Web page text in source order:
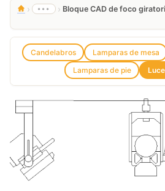
› ••• ›
Candelabros Lamparas de mesa
Lamparas de pie